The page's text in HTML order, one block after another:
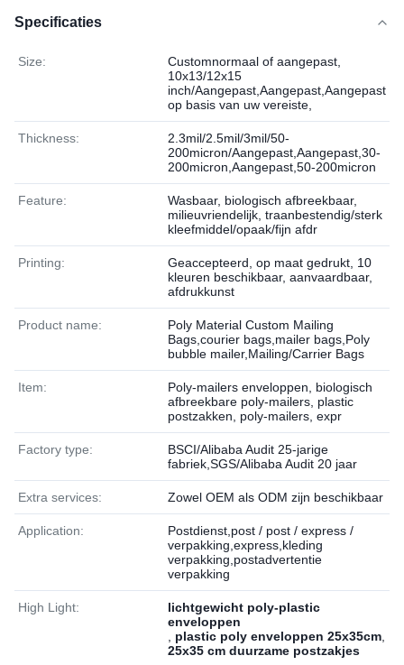
Specificaties
Size:
Customnormaal of aangepast,
10x13/12x15
inch/Aangepast,Aangepast,Aangepast
op basis van uw vereiste,
Thickness:
2.3mil/2.5mil/3mil/50-
200micron/Aangepast,Aangepast,30-
200micron,Aangepast,50-200micron
Feature:
Wasbaar, biologisch afbreekbaar,
milieuvriendelijk, traanbestendig/sterk
kleefmiddel/opaak/fijn afdr
Printing:
Geaccepteerd, op maat gedrukt, 10
kleuren beschikbaar, aanvaardbaar,
afdrukkunst
Product name:
Poly Material Custom Mailing
Bags,courier bags,mailer bags,Poly
bubble mailer,Mailing/Carrier Bags
Item:
Poly-mailers enveloppen, biologisch
afbreekbare poly-mailers, plastic
postzakken, poly-mailers, expr
Factory type:
BSCI/Alibaba Audit 25-jarige
fabriek,SGS/Alibaba Audit 20 jaar
Extra services: Zowel OEM als ODM zijn beschikbaar
Application:
Postdienst,post / post / express /
verpakking,express,kleding
verpakking,postadvertentie
verpakking
High Light:
lichtgewicht poly-plastic
enveloppen
plastic poly enveloppen 25x35cm
25x35 cm duurzame postzakjes